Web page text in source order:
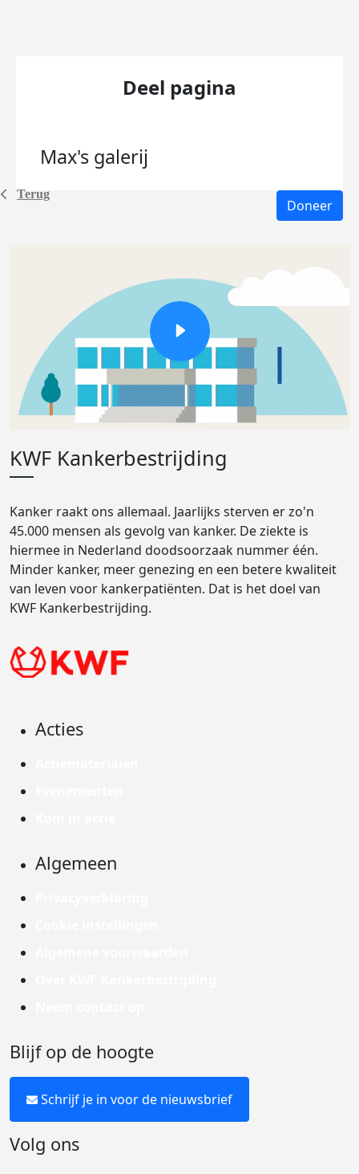
Terug
Deel pagina
Max's galerij
Doneer
KWF Kankerbestrijding
Kanker raakt ons allemaal. Jaarlijks sterven er zo'n
45.000 mensen als gevolg van kanker. De ziekte is
hiermee in Nederland doodsoorzaak nummer één.
Minder kanker, meer genezing en een betere kwaliteit
van leven voor kankerpatiënten. Dat is het doel van
KWF Kankerbestrijding.
Acties
Algemeen
Blijf op de hoogte
Schrijf je in voor de nieuwsbrief
Volg ons